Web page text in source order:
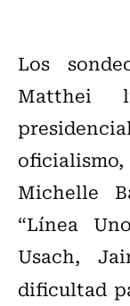
Los
Matthei
Michelle
“Línea
Usach,
dificultad